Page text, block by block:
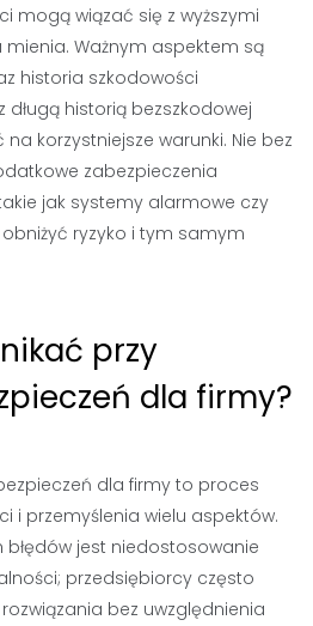
mogą wiązać się z wyższymi
Ważnym aspektem są
historia szkodowości
długą historią bezszkodowej
korzystniejsze warunki. Nie bez
zabezpieczenia
jak systemy alarmowe czy
ryzyko i tym samym
przy
dla firmy?
dla firmy to proces
i przemyślenia wielu aspektów.
jest niedostosowanie
przedsiębiorcy często
bez uwzględnienia